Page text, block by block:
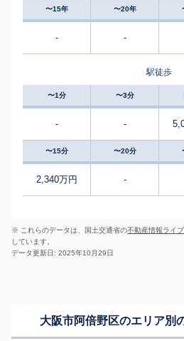
〜15年 〜20年
- -
駅徒歩
〜1分 〜3分
- -
〜15分 〜20分
2,340万円 -
※ これらのデータは、国土交通省の不動産情報ライ
しています。
データ更新日: 2025年10月29日
大阪市阿倍野区のエリア別